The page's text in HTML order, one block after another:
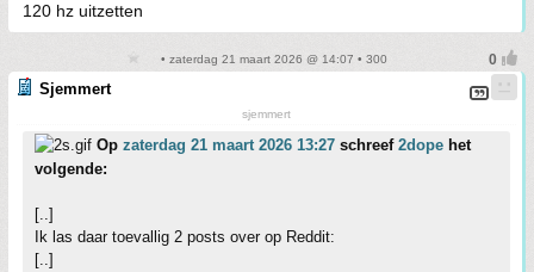
120 hz uitzetten
• zaterdag 21 maart 2026 @ 14:07 • 300
Sjemmert
sjemmert
Op zaterdag 21 maart 2026 13:27 schreef 2dope het
volgende:
[..]
Ik las daar toevallig 2 posts over op Reddit:
[..]